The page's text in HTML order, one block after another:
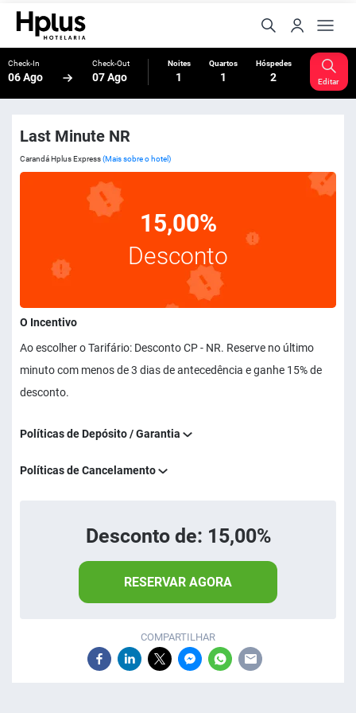
Check-In
06 Ago
Check-Out
07 Ago
Noites
1
Quartos
1
Hóspedes
2 Editar
Last Minute NR
Carandá Hplus Express(Mais sobre o hotel)
15,00%
Desconto
O Incentivo
Ao escolher o Tarifário: Desconto CP - NR. Reserve no último
minuto com menos de 3 dias de antecedência e ganhe 15% de
desconto.
Políticas de Depósito / Garantia
Políticas de Cancelamento
Desconto de: 15,00%
RESERVAR AGORA
COMPARTILHAR